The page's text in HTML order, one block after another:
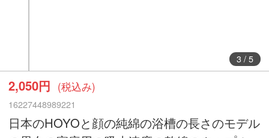
3/ 5
2,050円 (税込み)
16227448989221
日本のHOYOと顔の純綿の浴槽の長さのモデル